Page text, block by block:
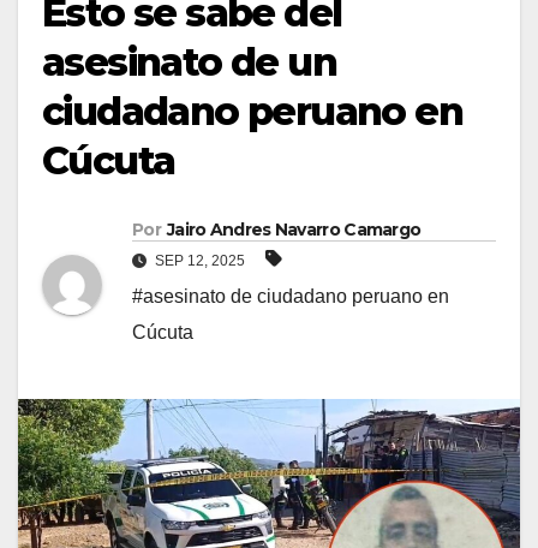
Esto se sabe del
asesinato de un
ciudadano peruano en
Cúcuta
Por Jairo Andres Navarro Camargo
SEP 12, 2025
#asesinato de ciudadano peruano en
Cúcuta